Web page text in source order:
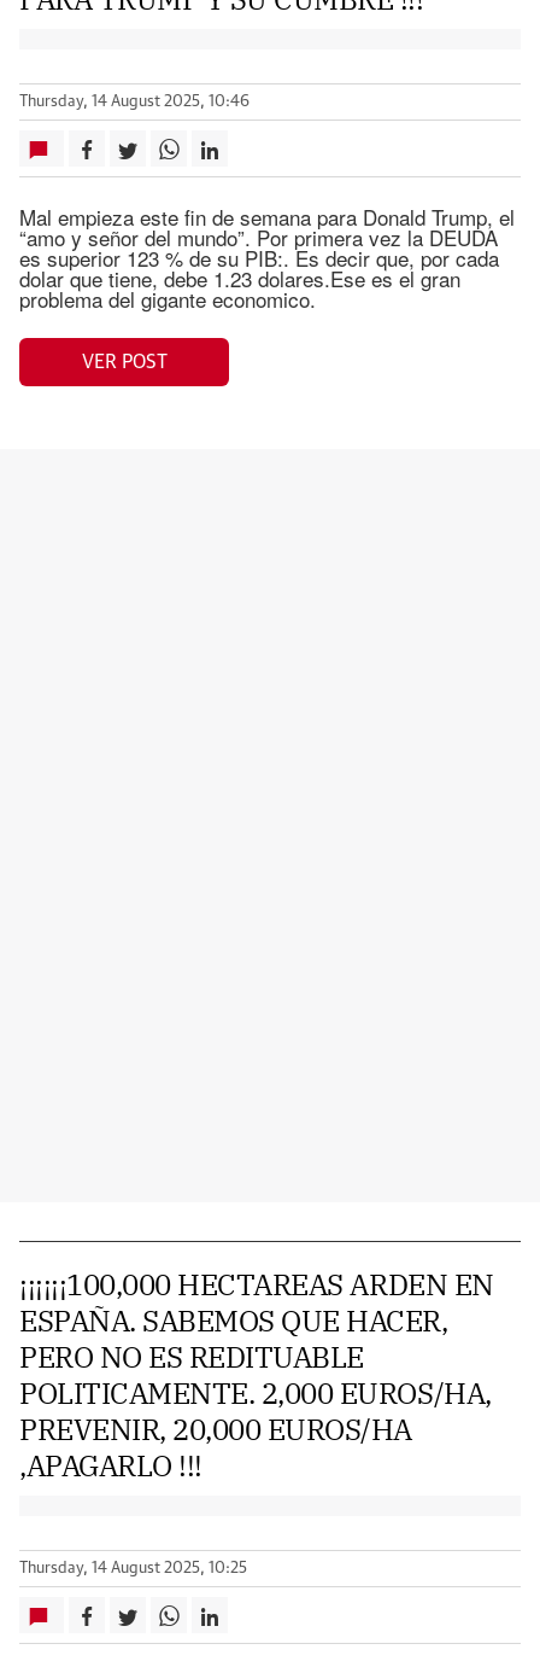
Thursday, 14 August 2025, 10:46
Mal empieza este fin de semana para Donald Trump, el
“amo y señor del mundo”. Por primera vez la DEUDA
es superior 123 % de su PIB:. Es decir que, por cada
dolar que tiene, debe 1.23 dolares.Ese es el gran
problema del gigante economico.
VER POST
¡¡¡¡¡¡100,000 HECTAREAS ARDEN EN
ESPAÑA. SABEMOS QUE HACER,
PERO NO ES REDITUABLE
POLITICAMENTE. 2,000 EUROS/HA,
PREVENIR, 20,000 EUROS/HA
,APAGARLO !!!
Thursday, 14 August 2025, 10:25